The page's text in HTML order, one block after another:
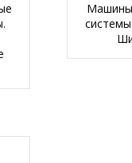
Машины